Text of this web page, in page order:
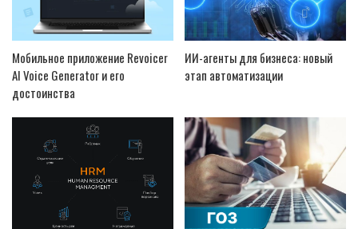
Мобильное приложение Revoicer
AI Voice Generator и его
достоинства
ИИ-агенты для бизнеса: новый
этап автоматизации